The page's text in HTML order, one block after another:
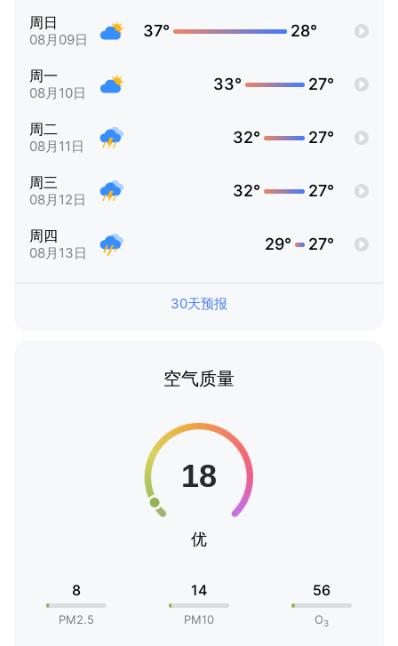
周日
08月09日 37° 28°
周一
08月10日 33° 27°
周二
08月11日 32° 27°
周三
08月12日 32° 27°
周四
08月13日 29° 27°
30天预报
空气质量
优
8
PM2.5
14
PM10
56
O3